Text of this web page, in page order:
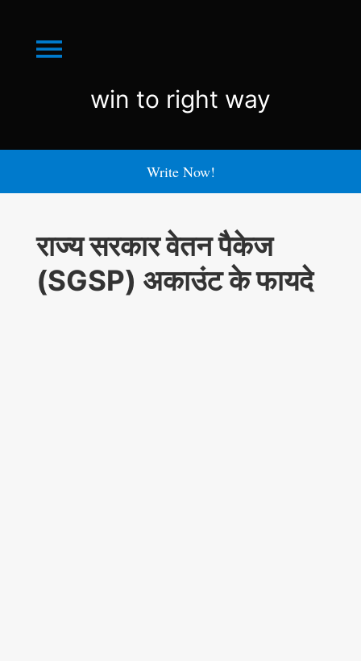
Menu
win
right
win to right way
Write Now!
राज्य सरकार वेतन पैकेज
(SGSP) अकाउंट के फायदे